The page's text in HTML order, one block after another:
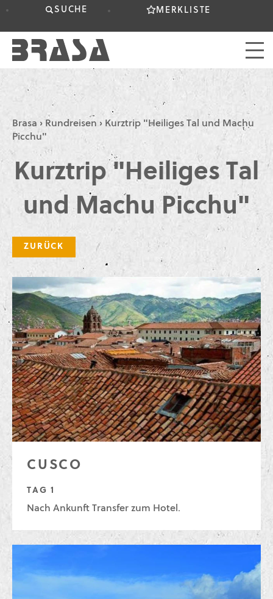
SUCHE MERKLISTE
Brasa › Rundreisen › Kurztrip "Heiliges Tal und Machu
Picchu"
Kurztrip "Heiliges Tal
und Machu Picchu"
ZURÜCK
CUSCO
TAG 1
Nach Ankunft Transfer zum Hotel.